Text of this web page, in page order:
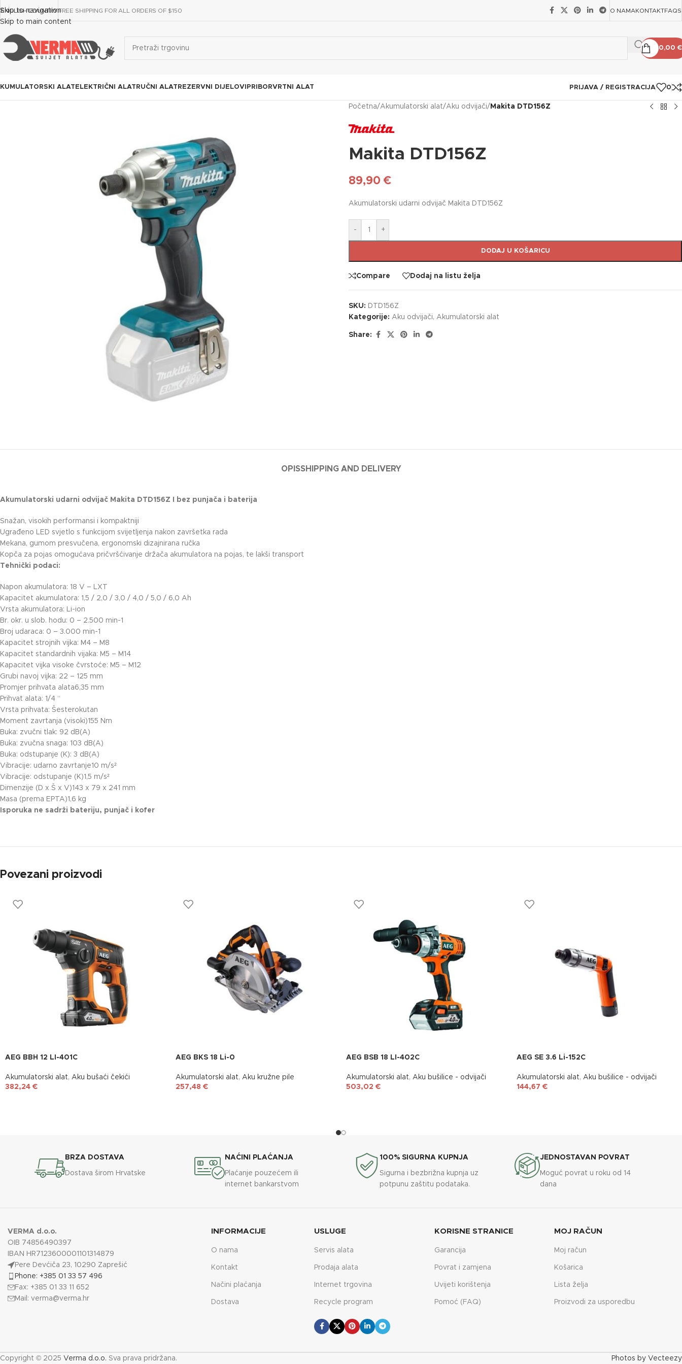
Skip to navigation
Skip to main content
ENGLISHCOUNTRYFREE SHIPPING FOR ALL ORDERS OF $150 O NAMAKONTAKTFAQS
0,00€
ALAT ELEKTRIČNI ALAT RUČNI ALAT REZERVNI DIJELOVI PRIBORVRTNI ALAT PRIJAVA / REGISTRACIJA 0
Početna/Akumulatorski alat/Aku odvijači/ Makita DTD156Z
Makita DTD156Z
89,90 €
Akumulatorski udarni odvijač Makita DTD156Z
- +
DODAJ U KOŠARICU
Compare Dodaj na listu želja
SKU: DTD156Z
Kategorije: Aku odvijači, Akumulatorski alat
Share:
OPISSHIPPING AND DELIVERY
Akumulatorski udarni odvijač Makita DTD156Z I bez punjača i baterija
Snažan, visokih performansi i kompaktniji
Ugrađeno LED svjetlo s funkcijom svijetljenja nakon završetka rada
Mekana, gumom presvučena, ergonomski dizajnirana ručka
Kopča za pojas omogućava pričvršćivanje držača akumulatora na pojas, te lakši transport
Tehnički podaci:
Napon akumulatora: 18 V – LXT
Kapacitet akumulatora: 1,5 / 2,0 / 3,0 / 4,0 / 5,0 / 6,0 Ah
Vrsta akumulatora: Li-ion
Br. okr. u slob. hodu: 0 – 2.500 min-1
Broj udaraca: 0 – 3.000 min-1
Kapacitet strojnih vijka: M4 – M8
Kapacitet standardnih vijaka: M5 – M14
Kapacitet vijka visoke čvrstoće: M5 – M12
Grubi navoj vijka: 22 – 125 mm
Promjer prihvata alata6,35 mm
Prihvat alata: 1/4 “
Vrsta prihvata: Šesterokutan
Moment zavrtanja (visoki)155 Nm
Buka: zvučni tlak: 92 dB(A)
Buka: zvučna snaga: 103 dB(A)
Buka: odstupanje (K): 3 dB(A)
Vibracije: udarno zavrtanje10 m/s²
Vibracije: odstupanje (K)1,5 m/s²
Dimenzije (D x Š x V)143 x 79 x 241 mm
Masa (prema EPTA)1,6 kg
Isporuka ne sadrži bateriju, punjač i kofer
Povezani proizvodi
AEG BBH 12 LI-401C
Akumulatorski alat, Aku bušaći čekići
382,24 €
AEG BKS 18 Li-0
Akumulatorski alat, Aku kružne pile
257,48 €
AEG BSB 18 LI-402C
Akumulatorski alat, Aku bušilice - odvijači
503,02 €
AEG SE 3.6 Li-152C
Akumulatorski alat, Aku bušilice - odvijači
144,67 €
BRZA DOSTAVA
Dostava širom Hrvatske
NAĆINI PLAĆANJA
Plaćanje pouzećem ili
internet bankarstvom
100% SIGURNA KUPNJA
Sigurna i bezbrižna kupnja uz
potpunu zaštitu podataka.
JEDNOSTAVAN POVRAT
Moguć povrat u roku od 14
dana
VERMA d.o.o.
OIB 74856490397
IBAN HR7123600001101314879
Pere Devćiča 23, 10290 Zaprešić
Phone: +385 01 33 57 496
Fax: +385 01 33 11 652
Mail: verma@verma.hr
INFORMACIJE
O nama
Kontakt
Načini plaćanja
Dostava
USLUGE
Servis alata
Prodaja alata
Internet trgovina
Recycle program
KORISNE STRANICE
Garancija
Povrat i zamjena
Uvijeti korištenja
Pomoć (FAQ)
MOJ RAČUN
Moj račun
Košarica
Lista želja
Proizvodi za usporedbu
Copyright © 2025 Verma d.o.o. Sva prava pridržana. Photos by Vecteezy